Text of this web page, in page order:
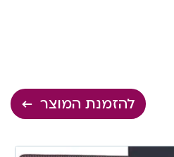
להזמנת המוצר